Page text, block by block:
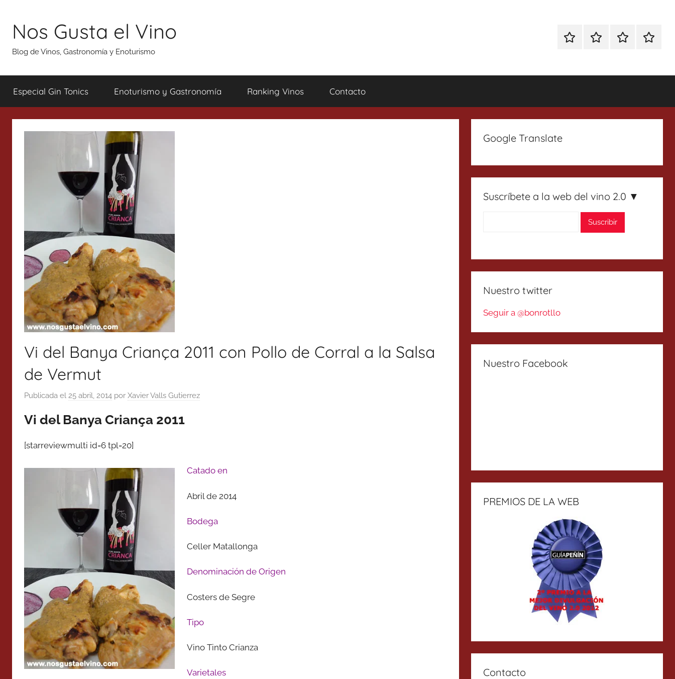
contenido
Nos Gusta el Vino
Blog de Vinos, Gastronomía y Enoturismo
EspecialEnoturismoRanking
Especial Gin Tonics Enoturismo y Gastronomía Ranking Vinos Contacto
Vi del Banya Criança 2011 con Pollo de Corral a la Salsa
de Vermut
Publicada el 25 abril, 2014 por Xavier Valls Gutierrez
Vi del Banya Criança 2011
[starreviewmulti id=6 tpl=20]
Catado en
Abril de 2014
Bodega
Celler Matallonga
Denominación de Origen
Costers de Segre
Tipo
Vino Tinto Crianza
Varietales
Google Translate
Suscríbete a la web del vino 2.0 ▼
Nuestro twitter
Seguir a @bonrotllo
Nuestro Facebook
PREMIOS DE LA WEB
Contacto